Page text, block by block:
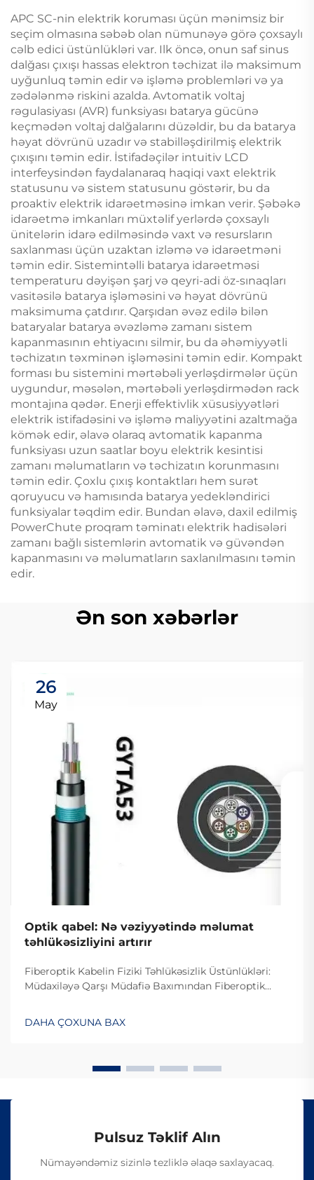
APC SC-nin elektrik koruması üçün mənimsiz bir
seçim olmasına səbəb olan nümunəyə görə çoxsaylı
cəlb edici üstünlükləri var. Ilk öncə, onun saf sinus
dalğası çıxışı hassas elektron təchizat ilə maksimum
uyğunluq təmin edir və işləmə problemləri və ya
zədələnmə riskini azalda. Avtomatik voltaj
rəgulasiyası (AVR) funksiyası batarya gücünə
keçmədən voltaj dalğalarını düzəldir, bu da batarya
həyat dövrünü uzadır və stabilləşdirilmiş elektrik
çıxışını təmin edir. İstifadəçilər intuitiv LCD
interfeysindən faydalanaraq haqiqi vaxt elektrik
statusunu və sistem statusunu göstərir, bu da
proaktiv elektrik idarəetməsinə imkan verir. Şəbəkə
idarəetmə imkanları müxtəlif yerlərdə çoxsaylı
ünitelərin idarə edilməsində vaxt və resursların
saxlanması üçün uzaktan izləmə və idarəetməni
təmin edir. Sistemintəlli batarya idarəetməsi
temperaturu dəyişən şarj və qeyri-adi öz-sınaqları
vasitəsilə batarya işləməsini və həyat dövrünü
maksimuma çatdırır. Qarşıdan əvəz edilə bilən
bataryalar batarya əvəzləmə zamanı sistem
kapanmasının ehtiyacını silmir, bu da əhəmiyyətli
təchizatın təxminən işləməsini təmin edir. Kompakt
forması bu sistemini mərtəbəli yerləşdirmələr üçün
uygundur, məsələn, mərtəbəli yerləşdirmədən rack
montajına qədər. Enerji effektivlik xüsusiyyətləri
elektrik istifadəsini və işləmə maliyyətini azaltmağa
kömək edir, əlavə olaraq avtomatik kapanma
funksiyası uzun saatlar boyu elektrik kesintisi
zamanı məlumatların və təchizatın korunmasını
təmin edir. Çoxlu çıxış kontaktları hem surət
qoruyucu və hamısında batarya yedekləndirici
funksiyalar təqdim edir. Bundan əlavə, daxil edilmiş
PowerChute proqram təminatı elektrik hadisələri
zamanı bağlı sistemlərin avtomatik və güvəndən
kapanmasını və məlumatların saxlanılmasını təmin
edir.
Ən son xəbərlər
26
May
Optik qabel: Nə vəziyyətində məlumat
təhlükəsizliyini artırır
Fiberoptik Kabelin Fiziki Təhlükəsizlik Üstünlükləri:
Müdaxiləyə Qarşı Müdafiə Baxımından Fiberoptik
çətindir, çünki onlar elektrik siqnalları ilə deyil, işıq
DAHA ÇOXUNA BAX
Pulsuz Təklif Alın
Nümayəndəmiz sizinlə tezliklə əlaqə saxlayacaq.